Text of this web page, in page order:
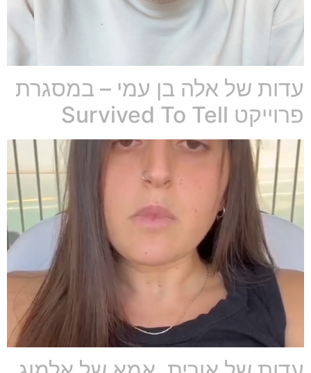
עדות של אלה בן עמי – במסגרת
פרוייקט Survived To Tell